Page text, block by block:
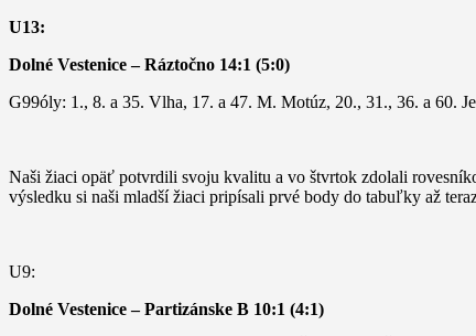
U13:
Dolné Vestenice – Ráztočno 14:1 (5:0)
G99óly: 1., 8. a 35. Vlha, 17. a 47. M. Motúz, 20., 31., 36. a 60.
Naši žiaci opäť potvrdili svoju kvalitu a vo štvrtok zdolali
výsledku si naši mladší žiaci pripísali prvé body do tabuľky až
U9:
Dolné Vestenice – Partizánske B 10:1 (4:1)